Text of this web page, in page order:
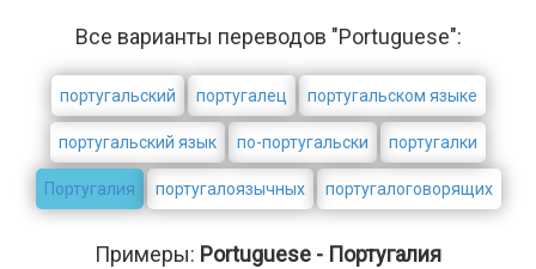
Все варианты переводов "Portuguese":
португальский португалец португальском языке
португальский язык по-португальски португалки
Португалия португалоязычных португалоговорящих
Примеры: Portuguese - Португалия